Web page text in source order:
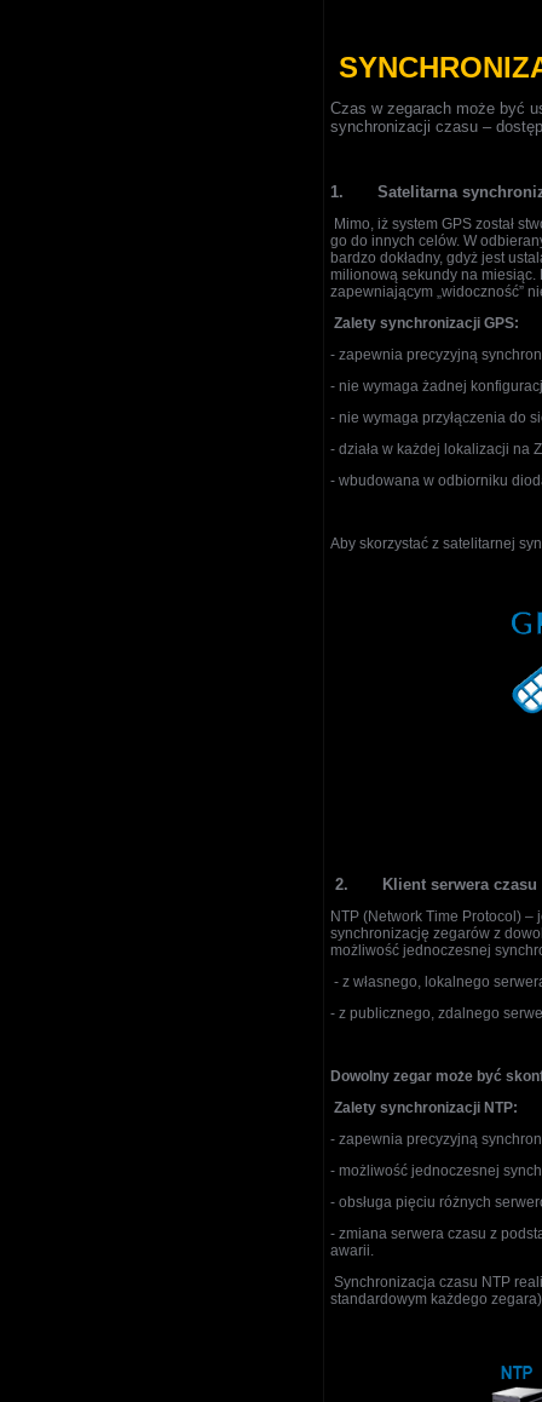
Czas w zegarach może być
synchronizacji czasu –
1. Satelitarna
Mimo, iż system GPS został
go do innych celów. W
bardzo dokładny, gdyż jest
milionową sekundy na miesiąc.
zapewniającym „widoczność”
Zalety synchronizacji GPS:
- zapewnia precyzyjną
- nie wymaga żadnej
- nie wymaga przyłączenia do
- działa w każdej lokalizacji na
- wbudowana w odbiorniku
Aby skorzystać z satelitarnej
2. Klient serwera czasu
NTP (Network Time Protocol)
synchronizację zegarów z
możliwość jednoczesnej
- z własnego, lokalnego
- z publicznego, zdalnego
Dowolny zegar może być
Zalety synchronizacji NTP:
- zapewnia precyzyjną
- możliwość jednoczesnej
- obsługa pięciu różnych
- zmiana serwera czasu z
awarii.
Synchronizacja czasu NTP
standardowym każdego